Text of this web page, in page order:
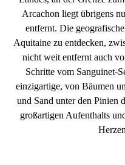
Arcachon liegt übrigens
entfernt. Die
Aquitaine zu entdecken,
nicht weit entfernt auch
Schritte vom Sanguinet-
einzigartige, von Bäumen
und Sand unter den Pinien
großartigen Aufenthalts